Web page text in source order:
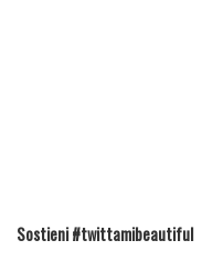
Sostieni #twittamibeautiful